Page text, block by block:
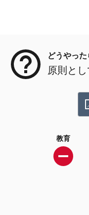
どうやっ
原則と
教育